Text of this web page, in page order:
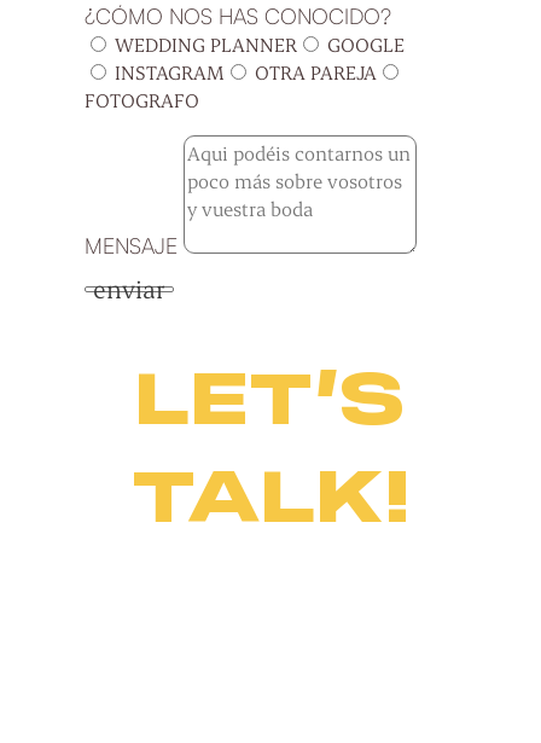
¿CÓMO NOS HAS CONOCIDO?
WEDDING PLANNER
GOOGLE
INSTAGRAM
OTRA PAREJA
FOTOGRAFO
MENSAJE
enviar
LET’S
TALK!